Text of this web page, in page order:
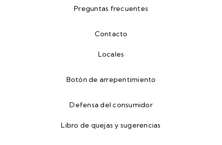
Preguntas frecuentes
Contacto
Locales
Botón de arrepentimiento
Defensa del consumidor
Libro de quejas y sugerencias